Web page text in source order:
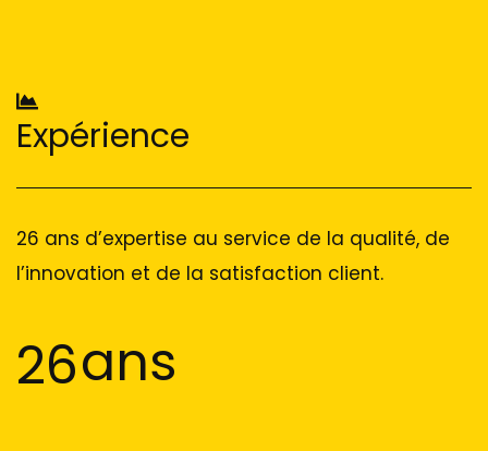
Expérience
26 ans d’expertise au service de la qualité, de
l’innovation et de la satisfaction client.
26ans